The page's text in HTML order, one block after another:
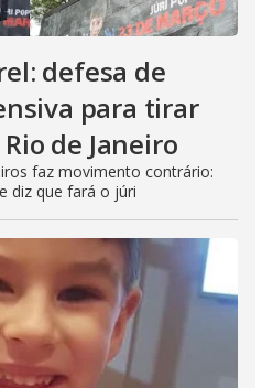
defesa de
para tirar
de Janeiro
faz movimento contrário:
diz que fará o júri